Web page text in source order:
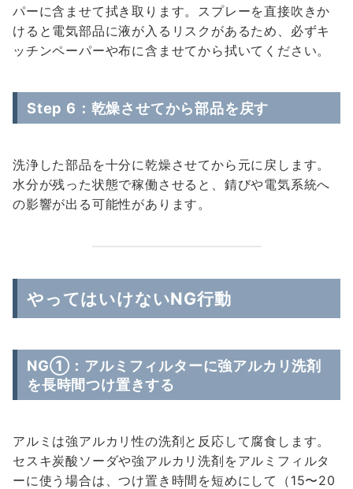
パーに含ませて拭き取ります。スプレーを直接吹きか
けると電気部品に液が入るリスクがあるため、必ずキ
ッチンペーパーや布に含ませてから拭いてください。
Step 6：乾燥させてから部品を戻す
洗浄した部品を十分に乾燥させてから元に戻します。
水分が残った状態で稼働させると、錆びや電気系統へ
の影響が出る可能性があります。
やってはいけないNG行動
NG①：アルミフィルターに強アルカリ洗剤
を長時間つけ置きする
アルミは強アルカリ性の洗剤と反応して腐食します。
セスキ炭酸ソーダや強アルカリ洗剤をアルミフィルタ
ーに使う場合は、つけ置き時間を短めにして（15〜20